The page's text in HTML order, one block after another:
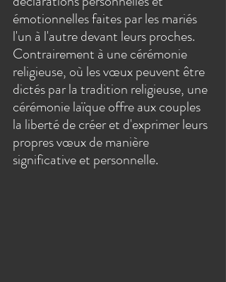
émotionnelles faites par les mariés
l'un à l'autre devant leurs proches.
Contrairement à une cérémonie
religieuse, où les vœux peuvent être
dictés par la tradition religieuse, une
cérémonie laïque offre aux couples
la liberté de créer et d'exprimer leurs
propres vœux de manière
significative et personnelle.